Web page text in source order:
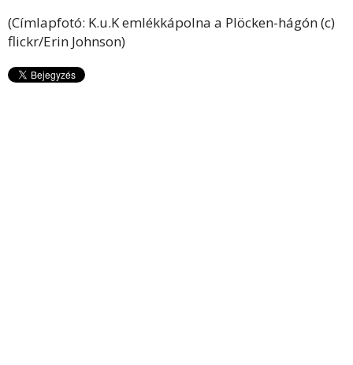
(Címlapfotó: K.u.K emlékkápolna a Plöcken-hágón (c)
flickr/Erin Johnson)